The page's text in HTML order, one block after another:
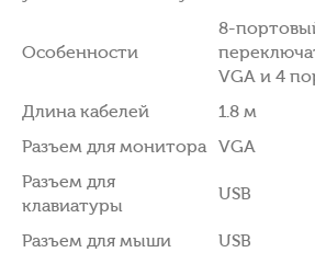
Особенности
8-
VGA и 4
Длина кабелей
1.8 м
Разъем для монитора VGA
Разъем для
клавиатуры
USB
Разъем для мыши
USB